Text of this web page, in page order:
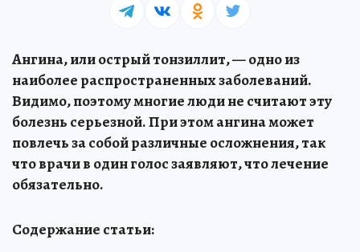
Ангина, или острый тонзиллит, — одно из
наиболее распространенных заболеваний.
Видимо, поэтому многие люди не считают эту
болезнь серьезной. При этом ангина может
повлечь за собой различные осложнения, так
что врачи в один голос заявляют, что лечение
обязательно.
Содержание статьи: